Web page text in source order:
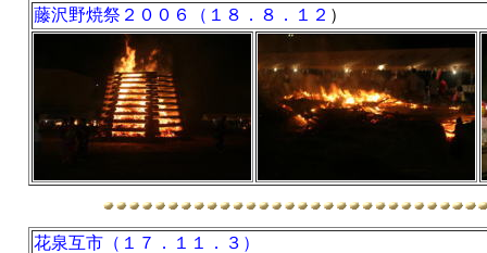
藤沢野焼祭２００６（１８．８．１２ ）
花泉互市（１７．１１．３）